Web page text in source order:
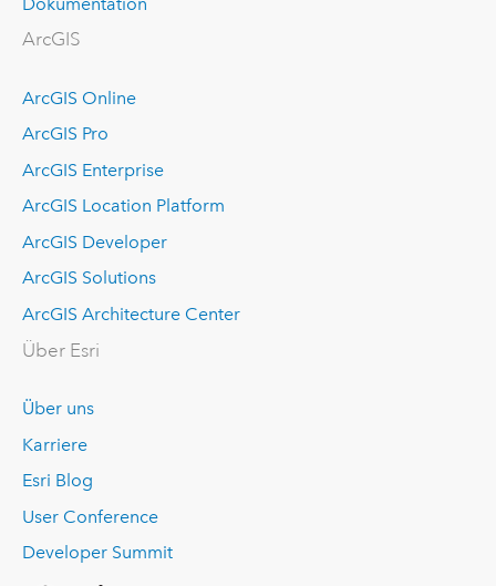
ArcGIS
ArcGIS Online
ArcGIS Pro
ArcGIS Enterprise
ArcGIS Location Platform
ArcGIS Developer
ArcGIS Solutions
ArcGIS Architecture Center
Über Esri
Über uns
Karriere
Esri Blog
User Conference
Developer Summit